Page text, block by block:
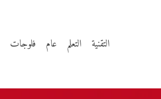
فلوجات عام التعلم التقنية